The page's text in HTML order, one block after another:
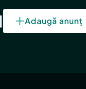
Adaugă anunț